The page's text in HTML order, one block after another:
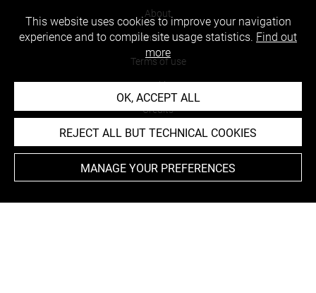
About
Contact Us
Terms of use
Cookies
Credits
Accessibility : non compliant
This website uses cookies to improve your navigation
experience and to compile site usage statistics. Find out
more
OK, ACCEPT ALL
REJECT ALL BUT TECHNICAL COOKIES
MANAGE YOUR PREFERENCES